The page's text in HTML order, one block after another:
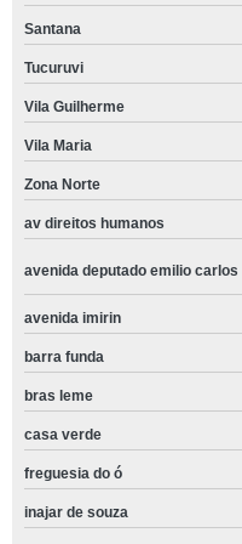
Santana
Tucuruvi
Vila Guilherme
Vila Maria
Zona Norte
av direitos humanos
avenida deputado emilio carlos
avenida imirin
barra funda
bras leme
casa verde
freguesia do ó
inajar de souza